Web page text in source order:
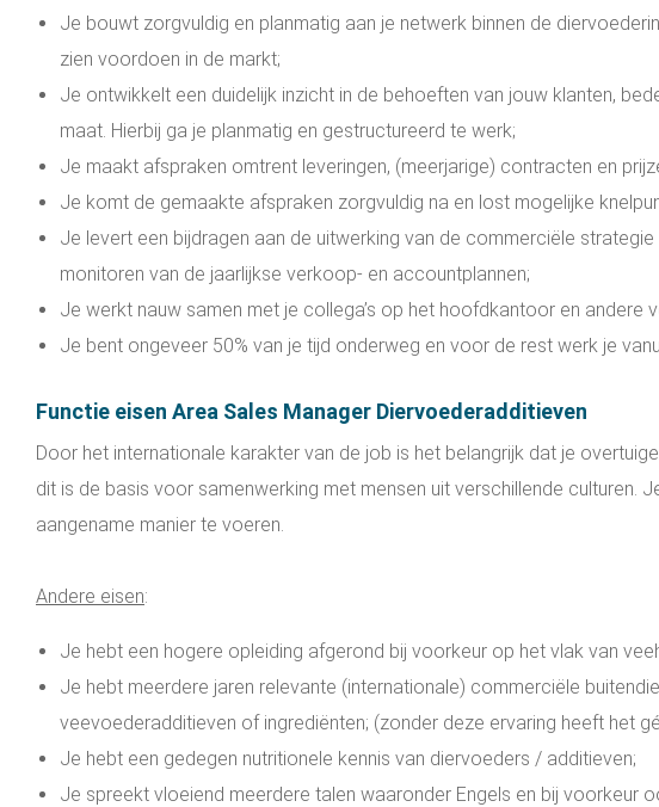
Je bouwt zorgvuldig en planmatig aan je netwerk binnen de
zien voordoen in de markt;
Je ontwikkelt een duidelijk inzicht in de behoeften van jouw klanten,
maat. Hierbij ga je planmatig en gestructureerd te werk;
Je maakt afspraken omtrent leveringen, (meerjarige) contracten en
Je komt de gemaakte afspraken zorgvuldig na en lost mogelijke
Je levert een bijdragen aan de uitwerking van de commerciële
monitoren van de jaarlijkse verkoop- en accountplannen;
Je werkt nauw samen met je collega’s op het hoofdkantoor en andere
Je bent ongeveer 50% van je tijd onderweg en voor de rest werk je
Functie eisen Area Sales Manager Diervoederadditieven
Door het internationale karakter van de job is het belangrijk dat je
dit is de basis voor samenwerking met mensen uit verschillende culturen.
aangename manier te voeren.
Andere eisen:
Je hebt een hogere opleiding afgerond bij voorkeur op het vlak van
Je hebt meerdere jaren relevante (internationale) commerciële
veevoederadditieven of ingrediënten; (zonder deze ervaring heeft het
Je hebt een gedegen nutritionele kennis van diervoeders / additieven;
Je spreekt vloeiend meerdere talen waaronder Engels en bij voorkeur